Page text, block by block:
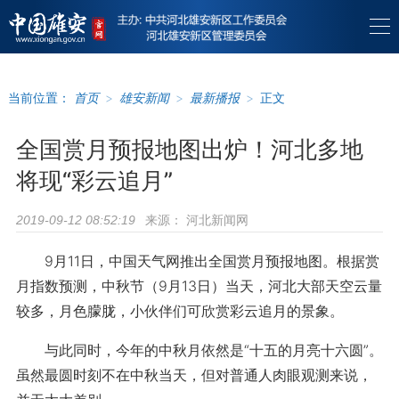
当前位置： 首页 > 雄安新闻 > 最新播报 > 正文
全国赏月预报地图出炉！河北多地
将现“彩云追月”
2019-09-12 08:52:19 来源： 河北新闻网
9月11日，中国天气网推出全国赏月预报地图。根据赏
月指数预测，中秋节（9月13日）当天，河北大部天空云量
较多，月色朦胧，小伙伴们可欣赏彩云追月的景象。
与此同时，今年的中秋月依然是“十五的月亮十六圆”。
虽然最圆时刻不在中秋当天，但对普通人肉眼观测来说，